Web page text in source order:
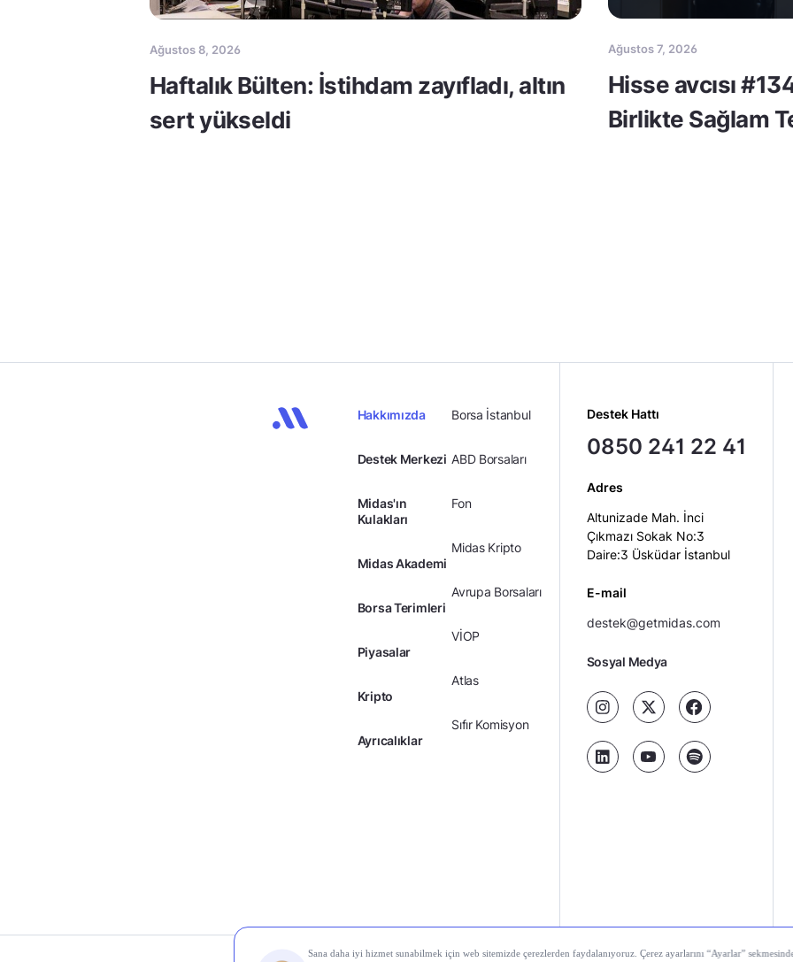
Ağustos 8, 2026
Haftalık Bülten: İstihdam zayıfladı, altın
sert yükseldi
Ağustos 7, 2026
Hisse avcısı
Birlikte Sağlam
Hakkımızda
Destek Merkezi
Midas'ın
Kulakları
Midas Akademi
Borsa Terimleri
Piyasalar
Kripto
Ayrıcalıklar
Borsa İstanbul
ABD Borsaları
Fon
Midas Kripto
Avrupa Borsaları
VİOP
Atlas
Sıfır Komisyon
Destek Hattı
0850 241 22 41
Adres
Altunizade Mah. İnci
Çıkmazı Sokak No:3
Daire:3 Üsküdar İstanbul
E-mail
destek@getmidas.com
Sosyal Medya